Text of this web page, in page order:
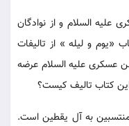
علیه السلام و از نوادگان
«یوم و لیله » از تالیفات
عسکری علیه السلام عرضه
کتاب تالیف کیست؟
منتسبین به آل یقطین است.